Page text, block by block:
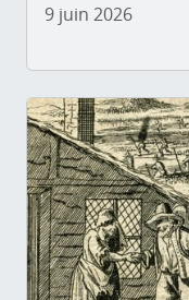
9 juin 2026